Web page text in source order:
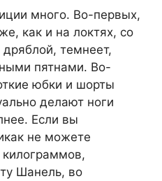
много. Во-первых,
как и на локтях, со
темнеет,
пятнами. Во-
юбки и шорты
делают ноги
Если вы
не можете
килограммов,
Шанель, во